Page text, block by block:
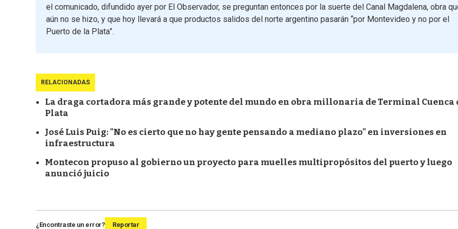
el comunicado, difundido ayer por El Observador, se preguntan entonces por la suerte del Canal Magdalena, obra
aún no se hizo, y que hoy llevará a que productos salidos del norte argentino pasarán “por Montevideo y no por el
Puerto de la Plata”.
RELACIONADAS
La draga cortadora más grande y potente del mundo en obra millonaria de Terminal Cuenca
Plata
José Luis Puig: "No es cierto que no hay gente pensando a mediano plazo" en inversiones en
infraestructura
Montecon propuso al gobierno un proyecto para muelles multipropósitos del puerto y luego
anunció juicio
¿Encontraste un error? Reportar